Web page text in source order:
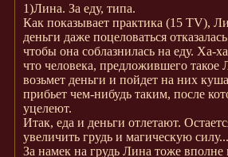
1)Лина. За еду, типа.
Как показывает практика (15 TV),
деньги даже поцеловаться
чтобы она соблазнилась на еду. Ха-
что человека, предложившего такое
возьмет деньги и пойдет на них
прибьет чем-нибудь таким, после
уцелеют.
Итак, еда и деньги отлетают.
увеличить грудь и магическую силу...
За намек на грудь Лина тоже